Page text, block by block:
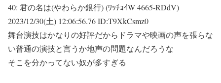
40: 君の名は(やわらか銀行) (ﾜｯﾁｮｲW 4665-RDdV)
2023/12/30(土) 12:06:56.76 ID:T9XkCsmz0
舞台演技はかなりの好評だからドラマや映画の声を張らな
い普通の演技と言うか地声の問題なんだろうな
そこを分かってない奴が多すぎる